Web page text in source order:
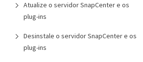
Atualize o servidor SnapCenter e os
plug-ins
Desinstale o servidor SnapCenter e os
plug-ins